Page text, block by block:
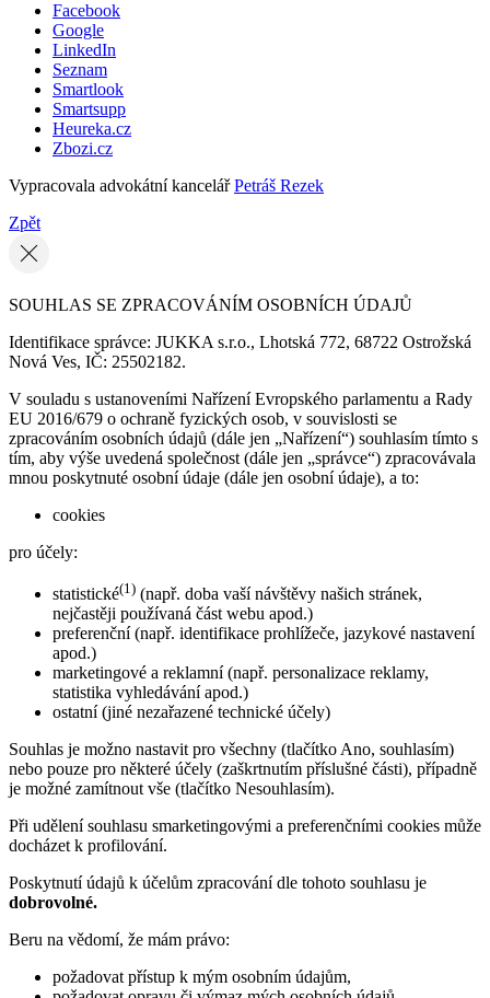
Facebook
Google
LinkedIn
Seznam
Smartlook
Smartsupp
Heureka.cz
Zbozi.cz
Vypracovala advokátní kancelářPetráš Rezek
Zpět
SOUHLAS SE ZPRACOVÁNÍM OSOBNÍCH ÚDAJŮ
Identifikace správce: JUKKA s.r.o., Lhotská 772, 68722 Ostrožská
Nová Ves, IČ: 25502182.
V souladu s ustanoveními Nařízení Evropského parlamentu a Rady
EU 2016/679 o ochraně fyzických osob, v souvislosti se
zpracováním osobních údajů (dále jen „Nařízení“) souhlasím tímto s
tím, aby výše uvedená společnost (dále jen „správce“) zpracovávala
mnou poskytnuté osobní údaje (dále jen osobní údaje), a to:
cookies
pro účely:
statistické(1) (např. doba vaší návštěvy našich stránek,
nejčastěji používaná část webu apod.)
preferenční (např. identifikace prohlížeče, jazykové nastavení
apod.)
marketingové a reklamní (např. personalizace reklamy,
statistika vyhledávání apod.)
ostatní (jiné nezařazené technické účely)
Souhlas je možno nastavit pro všechny (tlačítko Ano, souhlasím)
nebo pouze pro některé účely (zaškrtnutím příslušné části), případně
je možné zamítnout vše (tlačítko Nesouhlasím).
Při udělení souhlasu smarketingovými a preferenčními cookies může
docházet k profilování.
Poskytnutí údajů k účelům zpracování dle tohoto souhlasu je
dobrovolné.
Beru na vědomí, že mám právo:
požadovat přístup k mým osobním údajům,